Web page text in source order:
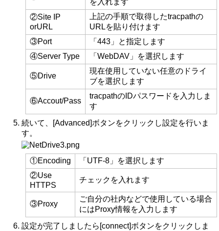
を入れます
②Site IP
orURL
上記の手順で取得したtracpathの
URLを貼り付けます
③Port
「443」と指定します
④Server Type
「WebDAV」を選択します
⑤Drive
現在使用していない任意のドライ
ブを選択します
⑥Accout/Pass
tracpathのIDパスワードを入力しま
す
続いて、[Advanced]ボタンをクリックし設定を行いま
す。
①Encoding
「UTF-8」を選択します
②Use
HTTPS
チェックを入れます
③Proxy
ご自分の社内などで使用している場合
にはProxy情報を入力します
設定が完了しましたら[connect]ボタンをクリックしま